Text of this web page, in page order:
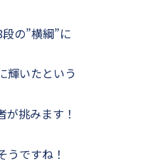
の”横綱”に
輝いたという
挑みます！
うですね！